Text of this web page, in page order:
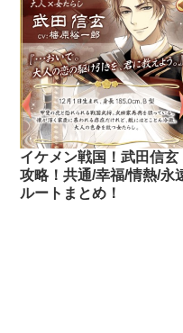
イケメン戦国！武田信玄
攻略！共通/幸福/情熱/永
ルートまとめ！